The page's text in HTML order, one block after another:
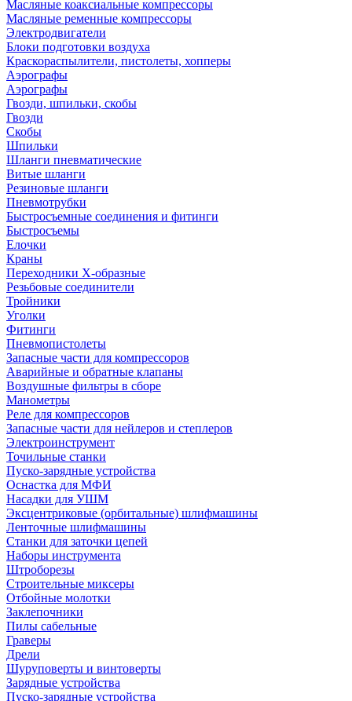
Масляные коаксиальные компрессоры
Масляные ременные компрессоры
Электродвигатели
Блоки подготовки воздуха
Краскораспылители, пистолеты, хопперы
Аэрографы
Аэрографы
Гвозди, шпильки, скобы
Гвозди
Скобы
Шпильки
Шланги пневматические
Витые шланги
Резиновые шланги
Пневмотрубки
Быстросъемные соединения и фитинги
Быстросъемы
Елочки
Краны
Переходники Х-образные
Резьбовые соединители
Тройники
Уголки
Фитинги
Пневмопистолеты
Запасные части для компрессоров
Аварийные и обратные клапаны
Воздушные фильтры в сборе
Манометры
Реле для компрессоров
Запасные части для нейлеров и степлеров
Электроинструмент
Точильные станки
Пуско-зарядные устройства
Оснастка для МФИ
Насадки для УШМ
Эксцентриковые (орбитальные) шлифмашины
Ленточные шлифмашины
Станки для заточки цепей
Наборы инструмента
Штроборезы
Строительные миксеры
Отбойные молотки
Заклепочники
Пилы сабельные
Граверы
Дрели
Шуруповерты и винтоверты
Зарядные устройства
Пуско-зарядные устройства